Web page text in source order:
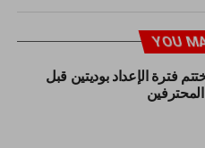
YOU
فترة الإعداد بوديتين قبل